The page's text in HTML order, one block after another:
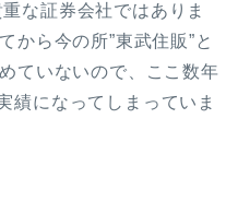
な証券会社ではありま
から今の所”東武住販”と
ていないので、ここ数年
績になってしまっていま